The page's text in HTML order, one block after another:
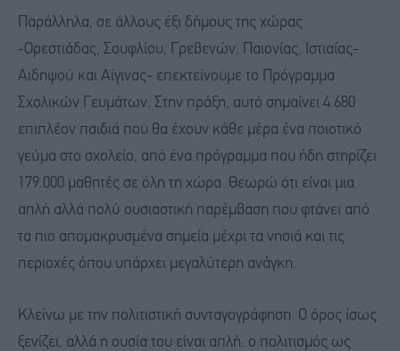
Παράλληλα, σε άλλους έξι δήμους της χώρας
-Ορεστιάδας, Σουφλίου, Γρεβενών, Παιονίας, Ιστιαίας-
Αιδηψού και Αίγινας- επεκτείνουμε το Πρόγραμμα
Σχολικών Γευμάτων. Στην πράξη, αυτό σημαίνει 4.680
επιπλέον παιδιά που θα έχουν κάθε μέρα ένα ποιοτικό
γεύμα στο σχολείο, από ένα πρόγραμμα που ήδη στηρίζει
179.000 μαθητές σε όλη τη χώρα. Θεωρώ ότι είναι μια
απλή αλλά πολύ ουσιαστική παρέμβαση που φτάνει από
τα πιο απομακρυσμένα σημεία μέχρι τα νησιά και τις
περιοχές όπου υπάρχει μεγαλύτερη ανάγκη.
Κλείνω με την πολιτιστική συνταγογράφηση. Ο όρος ίσως
ξενίζει, αλλά η ουσία του είναι απλή: ο πολιτισμός ως